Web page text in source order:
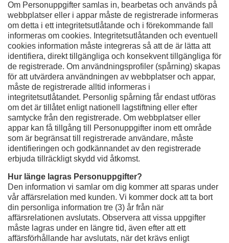
Om Personuppgifter samlas in, bearbetas och används på
webbplatser eller i appar måste de registrerade informeras
om detta i ett integritetsutlåtande och i förekommande fall
informeras om cookies. Integritetsutlåtanden och eventuell
cookies information måste integreras så att de är lätta att
identifiera, direkt tillgängliga och konsekvent tillgängliga för
de registrerade. Om användningsprofiler (spårning) skapas
för att utvärdera användningen av webbplatser och appar,
måste de registrerade alltid informeras i
integritetsutlåtandet. Personlig spårning får endast utföras
om det är tillåtet enligt nationell lagstiftning eller efter
samtycke från den registrerade. Om webbplatser eller
appar kan få tillgång till Personuppgifter inom ett område
som är begränsat till registrerade användare, måste
identifieringen och godkännandet av den registrerade
erbjuda tillräckligt skydd vid åtkomst.
Hur länge lagras Personuppgifter?
Den information vi samlar om dig kommer att sparas under
vår affärsrelation med kunden. Vi kommer dock att ta bort
din personliga information tre (3) år från när
affärsrelationen avslutats. Observera att vissa uppgifter
måste lagras under en längre tid, även efter att ett
affärsförhållande har avslutats, när det krävs enligt